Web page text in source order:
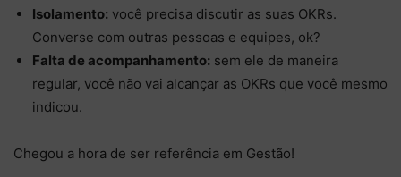
Isolamento: você precisa discutir as suas OKRs.
Converse com outras pessoas e equipes, ok?
Falta de acompanhamento: sem ele de maneira
regular, você não vai alcançar as OKRs que você mesmo
indicou.
Chegou a hora de ser referência em Gestão!